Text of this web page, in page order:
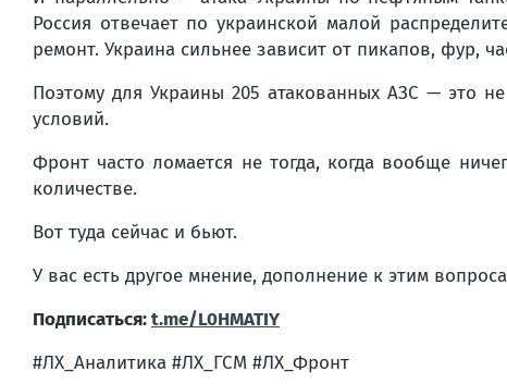
Россия отвечает по украинской малой
ремонт. Украина сильнее зависит от пикапов, фур,
Поэтому для Украины 205 атакованных АЗС — это
условий.
Фронт часто ломается не тогда, когда вообще
количестве.
Вот туда сейчас и бьют.
У вас есть другое мнение, дополнение к этим
Подписаться:t.me/L0HMATIY
#ЛХ_Аналитика #ЛХ_ГСМ #ЛХ_Фронт